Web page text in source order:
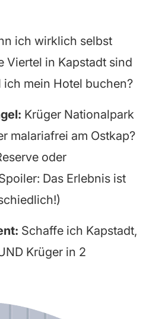
ich wirklich selbst
Viertel in Kapstadt sind
ich mein Hotel buchen?
Krüger Nationalpark
malariafrei am Ostkap?
oder
Das Erlebnis ist
Schaffe ich Kapstadt,
Krüger in 2